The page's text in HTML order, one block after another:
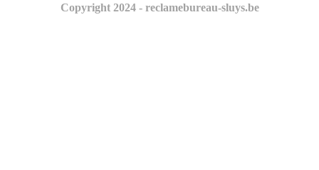
Copyright 2024 - reclamebureau-sluys.be